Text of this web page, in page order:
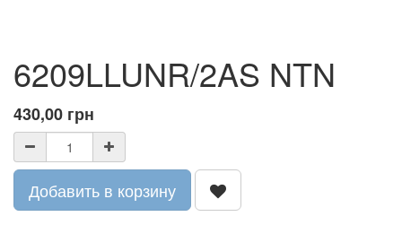
6209LLUNR/2AS NTN
430,00 грн
Добавить в корзину